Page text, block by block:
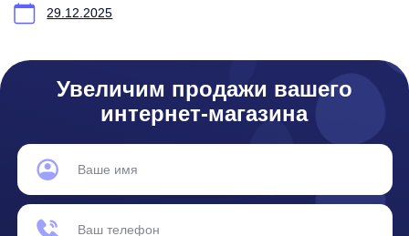
© ООО «Д Технолоджи», 2014-2026
Юридический адрес:121 205, город Москва, тер Инновационного
Фактический адрес: